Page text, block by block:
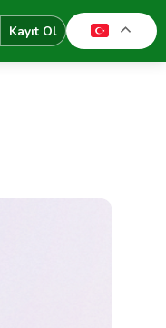
Kayıt Ol